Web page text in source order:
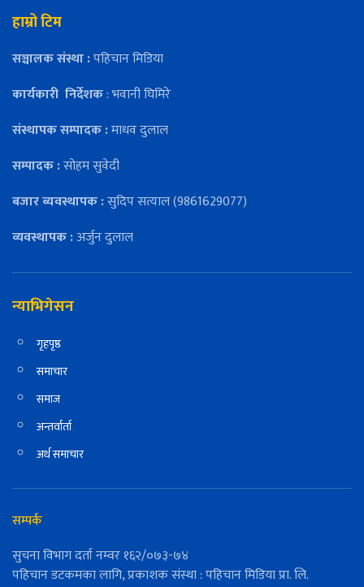
हाम्रो टिम
सञ्चालक संस्था :पहिचान मिडिया
कार्यकारी निर्देशक: भवानी घिमिरे
संस्थापक सम्पादक :माधव दुलाल
सम्पादक :सोहम सुवेदी
बजार ब्यवस्थापक :सुदिप सत्याल (9861629077)
व्यवस्थापक :अर्जुन दुलाल
न्याभिगेसन
गृहपृष्ठ
समाचार
समाज
अन्तर्वार्ता
अर्थ समाचार
सम्पर्क
सुचना विभाग दर्ता नम्वर १६२/०७३-७४
पहिचान डटकमका लागि, प्रकाशक संस्था : पहिचान मिडिया प्रा. लि.